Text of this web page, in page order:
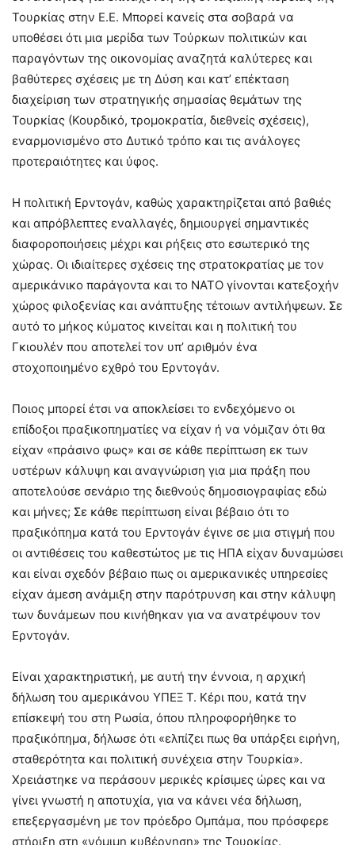
Τουρκίας στην Ε.Ε. Μπορεί κανείς στα σοβαρά να
υποθέσει ότι μια μερίδα των Τούρκων πολιτικών και
παραγόντων της οικονομίας αναζητά καλύτερες και
βαθύτερες σχέσεις με τη Δύση και κατ’ επέκταση
διαχείριση των στρατηγικής σημασίας θεμάτων της
Τουρκίας (Κουρδικό, τρομοκρατία, διεθνείς σχέσεις),
εναρμονισμένο στο Δυτικό τρόπο και τις ανάλογες
προτεραιότητες και ύφος.
Η πολιτική Ερντογάν, καθώς χαρακτηρίζεται από βαθιές
και απρόβλεπτες εναλλαγές, δημιουργεί σημαντικές
διαφοροποιήσεις μέχρι και ρήξεις στο εσωτερικό της
χώρας. Οι ιδιαίτερες σχέσεις της στρατοκρατίας με τον
αμερικάνικο παράγοντα και το ΝΑΤΟ γίνονται κατεξοχήν
χώρος φιλοξενίας και ανάπτυξης τέτοιων αντιλήψεων. Σε
αυτό το μήκος κύματος κινείται και η πολιτική του
Γκιουλέν που αποτελεί τον υπ’ αριθμόν ένα
στοχοποιημένο εχθρό του Ερντογάν.
Ποιος μπορεί έτσι να αποκλείσει το ενδεχόμενο οι
επίδοξοι πραξικοπηματίες να είχαν ή να νόμιζαν ότι θα
είχαν «πράσινο φως» και σε κάθε περίπτωση εκ των
υστέρων κάλυψη και αναγνώριση για μια πράξη που
αποτελούσε σενάριο της διεθνούς δημοσιογραφίας εδώ
και μήνες; Σε κάθε περίπτωση είναι βέβαιο ότι το
πραξικόπημα κατά του Ερντογάν έγινε σε μια στιγμή που
οι αντιθέσεις του καθεστώτος με τις ΗΠΑ είχαν δυναμώσει
και είναι σχεδόν βέβαιο πως οι αμερικανικές υπηρεσίες
είχαν άμεση ανάμιξη στην παρότρυνση και στην κάλυψη
των δυνάμεων που κινήθηκαν για να ανατρέψουν τον
Ερντογάν.
Είναι χαρακτηριστική, με αυτή την έννοια, η αρχική
δήλωση του αμερικάνου ΥΠΕΞ Τ. Κέρι που, κατά την
επίσκεψή του στη Ρωσία, όπου πληροφορήθηκε το
πραξικόπημα, δήλωσε ότι «ελπίζει πως θα υπάρξει ειρήνη,
σταθερότητα και πολιτική συνέχεια στην Τουρκία».
Χρειάστηκε να περάσουν μερικές κρίσιμες ώρες και να
γίνει γνωστή η αποτυχία, για να κάνει νέα δήλωση,
επεξεργασμένη με τον πρόεδρο Ομπάμα, που πρόσφερε
στήριξη στη «νόμιμη κυβέρνηση» της Τουρκίας.